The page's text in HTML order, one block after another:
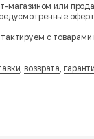
магазином или
с
,возврата,